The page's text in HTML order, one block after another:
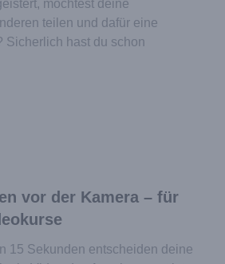
möchtest deine
teilen und dafür eine
Sicherlich hast du schon
vor der Kamera – für
15 Sekunden entscheiden deine